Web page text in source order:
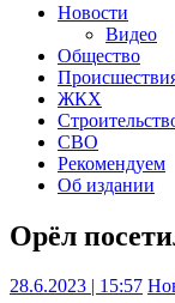
Новости
Видео
Общество
ЖКХ
СВО
Рекомендуем
Об издании
Орёл
28.6.2023 | 15:57